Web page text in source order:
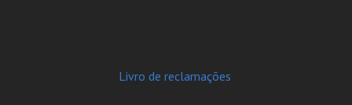
Livro de reclamações